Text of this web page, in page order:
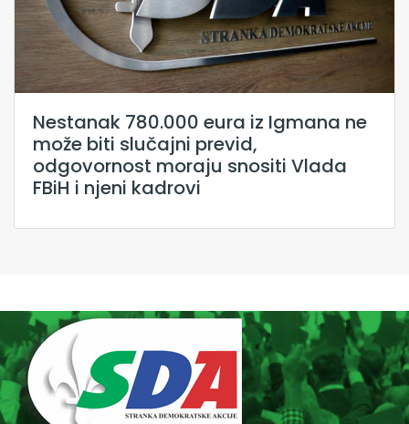
Nestanak 780.000 eura iz Igmana ne
može biti slučajni previd,
odgovornost moraju snositi Vlada
FBiH i njeni kadrovi